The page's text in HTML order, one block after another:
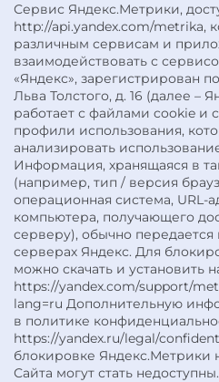
Сервис Яндекс.Метрики,
http://api.yandex.com/metrika,
различным сервисам и
взаимодействовать с
«Яндекс», зарегистрирован
Льва Толстого, д. 16 (далее –
работает с файлами cookie и
профили использования,
анализировать
Информация, хранящаяся в
(например, тип / версия
операционная система, URL-
компьютера, получающего
серверу), обычно передается
серверах Яндекс. Для
можно скачать и установить
https://yandex.com/support/
lang=ru Дополнительную
в политике
https://yandex.ru/legal/
блокировке Яндекс.Метрики
Сайта могут стать недоступны.